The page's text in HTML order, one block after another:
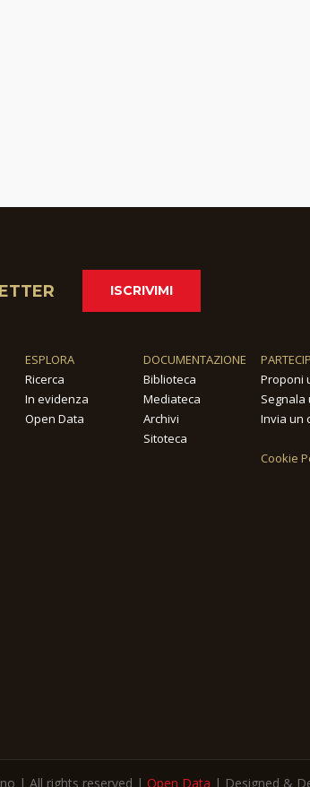
ISCRIVIMI
ESPLORA
Ricerca
In evidenza
Open Data
DOCUMENTAZIONE
Biblioteca
Mediateca
Archivi
Sitoteca
Proponi
Segnala
Invia un
Cookie
| All rights reserved | Open Data | Designed &